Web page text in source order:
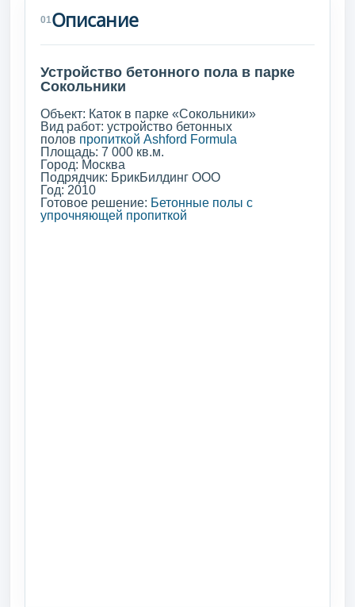
01Описание
Устройство бетонного пола в парке
Сокольники
Объект: Каток в парке «Сокольники»
Вид работ: устройство бетонных
полов пропиткой Ashford Formula
Площадь: 7 000 кв.м.
Город: Москва
Подрядчик: БрикБилдинг ООО
Год: 2010
Готовое решение: Бетонные полы с
упрочняющей пропиткой